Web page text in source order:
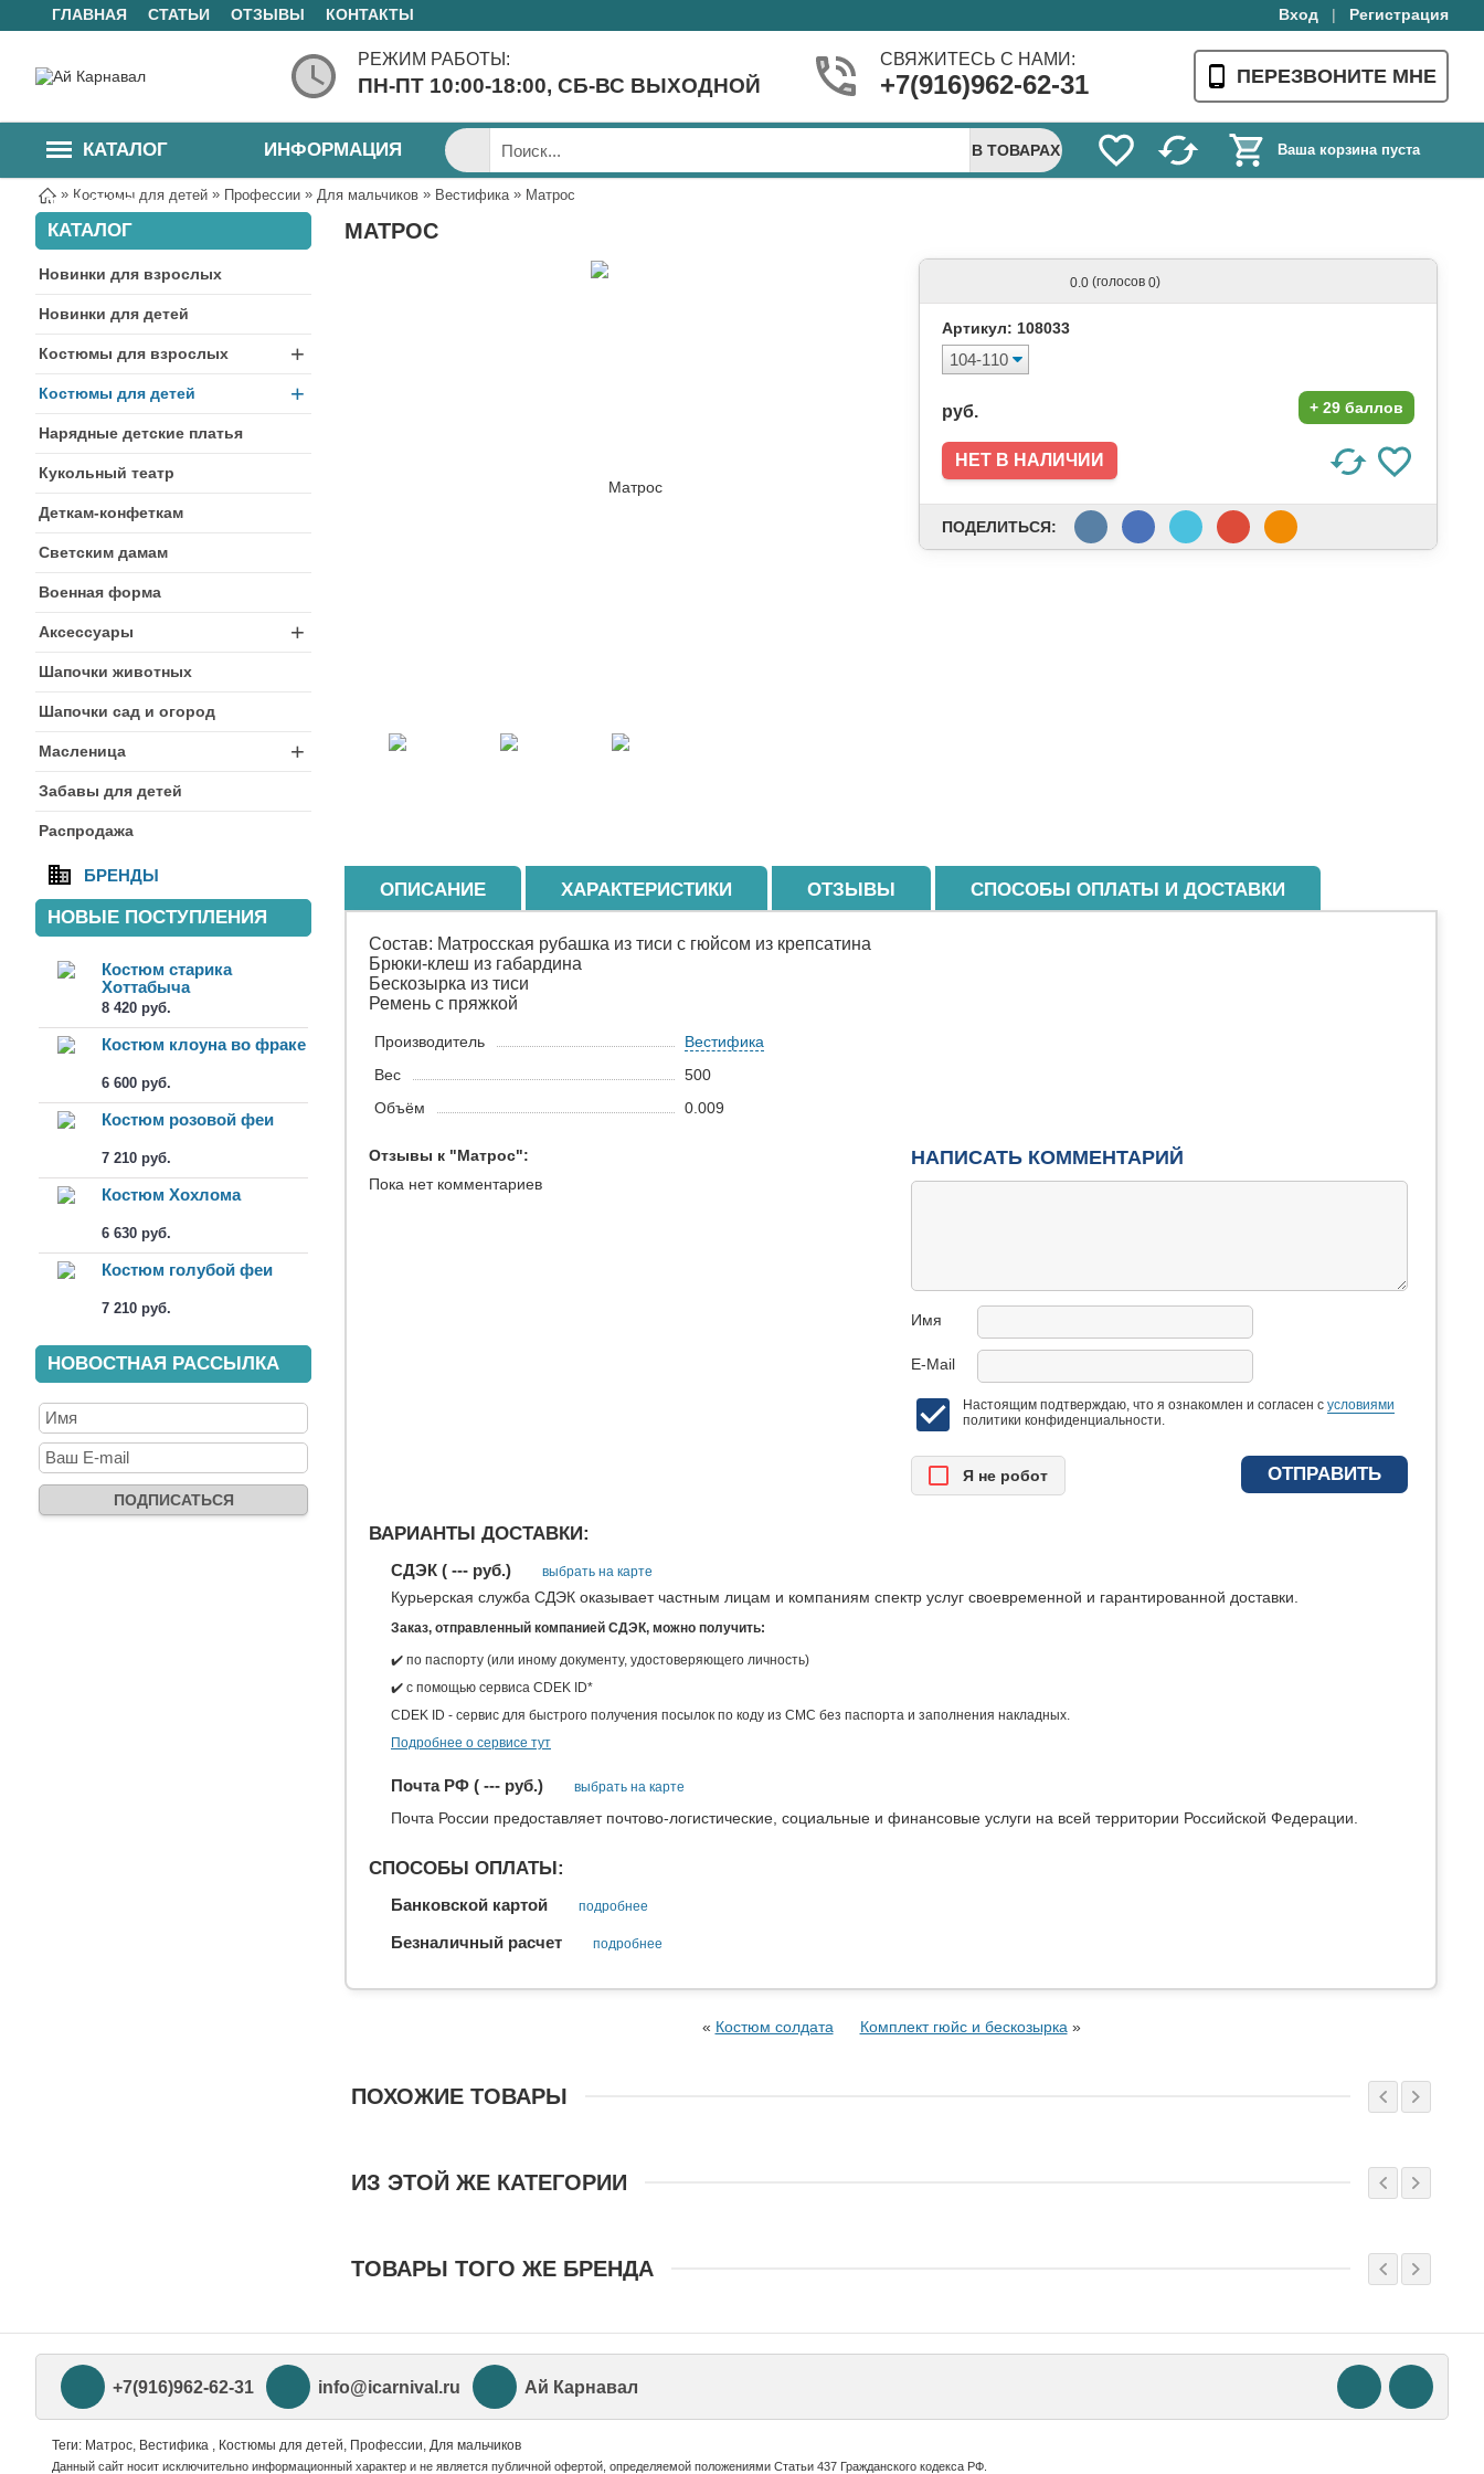
ГЛАВНАЯ СТАТЬИ ОТЗЫВЫ КОНТАКТЫ Вход | Регистрация
РЕЖИМ РАБОТЫ:
ПН-ПТ 10:00-18:00, СБ-ВС ВЫХОДНОЙ
СВЯЖИТЕСЬ С НАМИ:
+7(916)962-62-31 ПЕРЕЗВОНИТЕ МНЕ
КАТАЛОГ
ТОВАРОВ
ИНФОРМАЦИЯ Ваша корзина пуста
В ТОВАРАХ
» Костюмы для детей » Профессии » Для мальчиков » Вестифика » Матрос
КАТАЛОГ
Новинки для взрослых
Новинки для детей
Костюмы для взрослых +
Костюмы для детей +
Нарядные детские платья
Кукольный театр
Деткам-конфеткам
Светским дамам
Военная форма
Аксессуары +
Шапочки животных
Шапочки сад и огород
Масленица +
Забавы для детей
Распродажа
БРЕНДЫ
НОВЫЕ ПОСТУПЛЕНИЯ
Костюм старика
Хоттабыча
8 420 руб.
Костюм клоуна во фраке
6 600 руб.
Костюм розовой феи
7 210 руб.
Костюм Хохлома
6 630 руб.
Костюм голубой феи
7 210 руб.
НОВОСТНАЯ РАССЫЛКА
МАТРОС
0.0 (голосов 0)
Артикул: 108033
руб. + 29 баллов
НЕТ В НАЛИЧИИ
ПОДЕЛИТЬСЯ:
ОПИСАНИЕ ХАРАКТЕРИСТИКИ ОТЗЫВЫ СПОСОБЫ ОПЛАТЫ И ДОСТАВКИ
Состав: Матросская рубашка из тиси с гюйсом из крепсатина
Брюки-клеш из габардина
Бескозырка из тиси
Ремень с пряжкой
Производитель
Вестифика
Вес
500
Объём
0.009
Отзывы к "Матрос":
Пока нет комментариев
НАПИСАТЬ КОММЕНТАРИЙ
Имя
E-Mail
Настоящим подтверждаю, что я ознакомлен и согласен с условиями
политики конфиденциальности.
Я нe рoбoт
ВАРИАНТЫ ДОСТАВКИ:
СДЭК ( --- руб.) выбрать на карте
Курьерская служба СДЭК оказывает частным лицам и компаниям спектр услуг своевременной и гарантированной доставки.
Заказ, отправленный компанией СДЭК, можно получить:
✔️ по паспорту (или иному документу, удостоверяющего личность)
✔️ с помощью сервиса CDEK ID*
CDEK ID - сервис для быстрого получения посылок по коду из СМС без паспорта и заполнения накладных.
Подробнее о сервисе тут
Почта РФ ( --- руб.) выбрать на карте
Почта России предоставляет почтово-логистические, социальные и финансовые услуги на всей территории Российской Федерации.
СПОСОБЫ ОПЛАТЫ:
Банковской картой подробнее
Безналичный расчет подробнее
« Костюм солдата Комплект гюйс и бескозырка »
ПОХОЖИЕ ТОВАРЫ
ИЗ ЭТОЙ ЖЕ КАТЕГОРИИ
ТОВАРЫ ТОГО ЖЕ БРЕНДА
+7(916)962-62-31 info@icarnival.ru Ай Карнавал
Теги: Матрос, Вестифика , Костюмы для детей, Профессии, Для мальчиков
Данный сайт носит исключительно информационный характер и не является публичной офертой, определяемой положениями Статьи 437 Гражданского кодекса РФ.